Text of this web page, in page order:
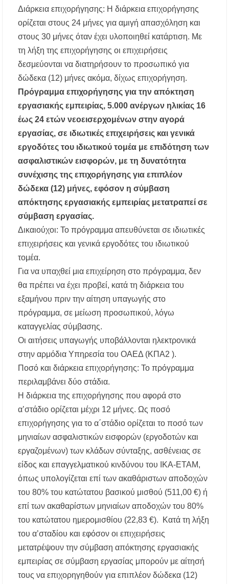
Διάρκεια επιχορήγησης: Η διάρκεια επιχορήγησης
ορίζεται στους 24 μήνες για αμιγή απασχόληση και
στους 30 μήνες όταν έχει υλοποιηθεί κατάρτιση. Με
τη λήξη της επιχορήγησης οι επιχειρήσεις
δεσμεύονται να διατηρήσουν το προσωπικό για
δώδεκα (12) μήνες ακόμα, δίχως επιχορήγηση.
Πρόγραμμα επιχορήγησης για την απόκτηση
εργασιακής εμπειρίας, 5.000 ανέργων ηλικίας 16
έως 24 ετών νεοεισερχομένων στην αγορά
εργασίας, σε ιδιωτικές επιχειρήσεις και γενικά
εργοδότες του ιδιωτικού τομέα με επιδότηση των
ασφαλιστικών εισφορών, με τη δυνατότητα
συνέχισης της επιχορήγησης για επιπλέον
δώδεκα (12) μήνες, εφόσον η σύμβαση
απόκτησης εργασιακής εμπειρίας μετατραπεί σε
σύμβαση εργασίας.
Δικαιούχοι: Το πρόγραμμα απευθύνεται σε ιδιωτικές
επιχειρήσεις και γενικά εργοδότες του ιδιωτικού
τομέα.
Για να υπαχθεί μια επιχείρηση στο πρόγραμμα, δεν
θα πρέπει να έχει προβεί, κατά τη διάρκεια του
εξαμήνου πριν την αίτηση υπαγωγής στο
πρόγραμμα, σε μείωση προσωπικού, λόγω
καταγγελίας σύμβασης.
Οι αιτήσεις υπαγωγής υποβάλλονται ηλεκτρονικά
στην αρμόδια Υπηρεσία του ΟΑΕΔ (ΚΠΑ2 ).
Ποσό και διάρκεια επιχορήγησης: Το πρόγραμμα
περιλαμβάνει δύο στάδια.
Η διάρκεια της επιχορήγησης που αφορά στο
α’στάδιο ορίζεται μέχρι 12 μήνες. Ως ποσό
επιχορήγησης για το α΄στάδιο ορίζεται το ποσό των
μηνιαίων ασφαλιστικών εισφορών (εργοδοτών και
εργαζομένων) των κλάδων σύνταξης, ασθένειας σε
είδος και επαγγελματικού κινδύνου του ΙΚΑ-ΕΤΑΜ,
όπως υπολογίζεται επί των ακαθάριστων αποδοχών
του 80% του κατώτατου βασικού μισθού (511,00 €) ή
επί των ακαθαρίστων μηνιαίων αποδοχών του 80%
του κατώτατου ημερομισθίου (22,83 €). Κατά τη λήξη
του α’σταδίου και εφόσον οι επιχειρήσεις
μετατρέψουν την σύμβαση απόκτησης εργασιακής
εμπειρίας σε σύμβαση εργασίας μπορούν με αίτησή
τους να επιχορηγηθούν για επιπλέον δώδεκα (12)